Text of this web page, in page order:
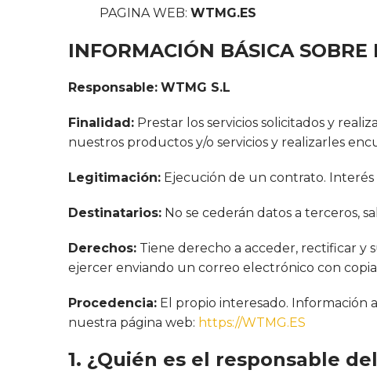
PAGINA WEB: WTMG.ES
INFORMACIÓN BÁSICA
Responsable: WTMG S.L
Finalidad: Prestar los servicios solicitados y
nuestros productos y/o servicios y realizarles
Legitimación: Ejecución de un contrato.
Destinatarios: No se cederán datos a terceros,
Derechos: Tiene derecho a acceder, rectificar y
ejercer enviando un correo electrónico con
Procedencia: El propio interesado. Información
nuestra página web: https://WTMG.ES
1. ¿Quién es el responsable